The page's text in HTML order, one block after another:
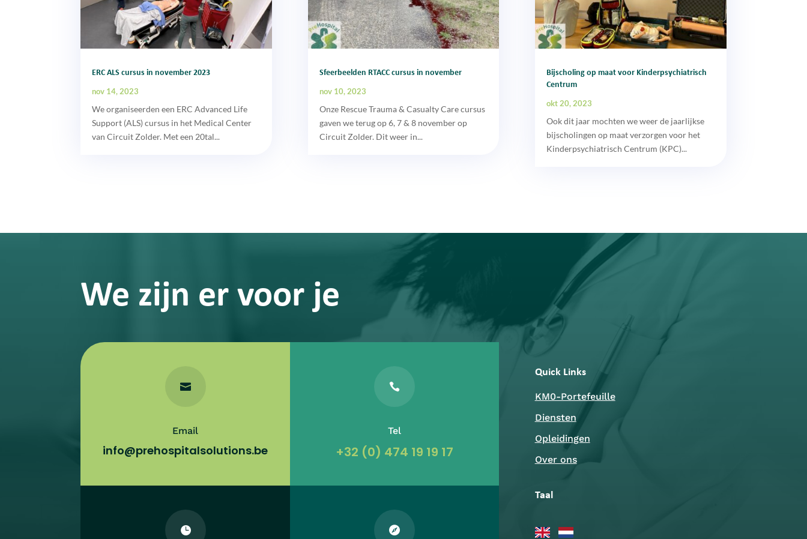
ERC ALS cursus in november 2023
nov 14, 2023
We organiseerden een ERC Advanced Life
Support (ALS) cursus in het Medical Center
van Circuit Zolder. Met een 20tal...
Sfeerbeelden RTACC cursus in november
nov 10, 2023
Onze Rescue Trauma & Casualty Care cursus
gaven we terug op 6, 7 & 8 november op
Circuit Zolder. Dit weer in...
Bijscholing op maat voor Kinderpsychiatrisch
Centrum
okt 20, 2023
Ook dit jaar mochten we weer de jaarlijkse
bijscholingen op maat verzorgen voor het
Kinderpsychiatrisch Centrum (KPC)...
We zijn er voor je

Email
info@prehospitalsolutions.be

Tel
+32 (0) 474 19 19 17
 
Quick Links
KM0-Portefeuille
Diensten
Opleidingen
Over ons
Taal